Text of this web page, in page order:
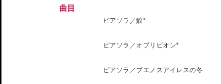
曲目
ピアソラ／鮫*
ピアソラ／オブリビオン*
ピアソラ／ブエノスアイレスの冬